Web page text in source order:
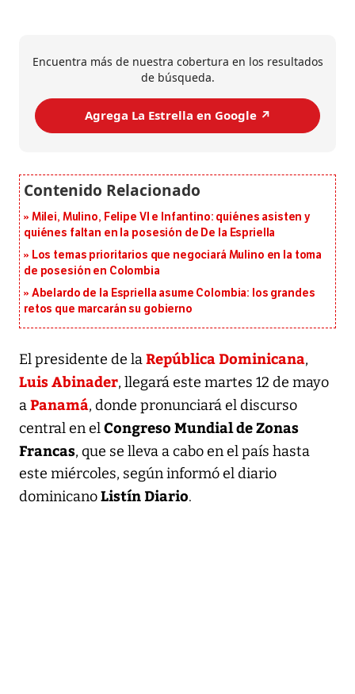
Encuentra más de nuestra cobertura en los resultados
de búsqueda.
Agrega La Estrella en Google ↗️
Milei, Mulino, Felipe VI e Infantino: quiénes asisten y
quiénes faltan en la posesión de De la Espriella
Los temas prioritarios que negociará Mulino en la toma
de posesión en Colombia
Abelardo de la Espriella asume Colombia: los grandes
retos que marcarán su gobierno
El presidente de laRepública Dominicana,
Luis Abinader, llegará este martes 12 de mayo
aPanamá, donde pronunciará el discurso
central en elCongreso Mundial de Zonas
Francas, que se lleva a cabo en el país hasta
este miércoles, según informó el diario
dominicanoListín Diario.